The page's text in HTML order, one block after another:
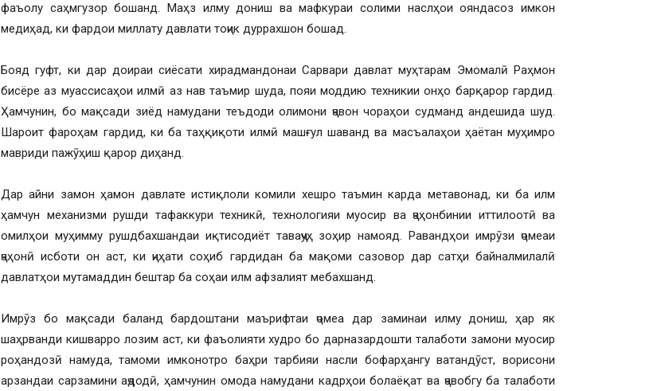
фаъолу саҳмгузор бошанд. Маҳз илму дониш ва мафкураи солими наслҳои ояндасоз имкон
медиҳад, ки фардои миллату давлати тоҷик дуррахшон бошад.
Бояд гуфт, ки дар доираи сиёсати хирадмандонаи Сарвари давлат муҳтарам Эмомалӣ Раҳмон
бисёре аз муассисаҳои илмӣ аз нав таъмир шуда, пояи моддию техникии онҳо барқарор гардид.
Ҳамчунин, бо мақсади зиёд намудани теъдоди олимони ҷавон чораҳои судманд андешида шуд.
Шароит фароҳам гардид, ки ба таҳқиқоти илмӣ машғул шаванд ва масъалаҳои ҳаётан муҳимро
мавриди пажӯҳиш қарор диҳанд.
Дар айни замон ҳамон давлате истиқлоли комили хешро таъмин карда метавонад, ки ба илм
ҳамчун механизми рушди тафаккури техникӣ, технологияи муосир ва ҷаҳонбинии иттилоотӣ ва
омилҳои муҳимму рушдбахшандаи иқтисодиёт таваҷҷуҳ зоҳир намояд. Равандҳои имрӯзи ҷомеаи
ҷаҳонӣ исботи он аст, ки ҷиҳати соҳиб гардидан ба мақоми сазовор дар сатҳи байналмилалӣ
давлатҳои мутамаддин бештар ба соҳаи илм афзалият мебахшанд.
Имрӯз бо мақсади баланд бардоштани маърифтаи ҷомеа дар заминаи илму дониш, ҳар як
шаҳрванди кишварро лозим аст, ки фаъолияти худро бо дарназардошти талаботи замони муосир
роҳандозӣ намуда, тамоми имконотро баҳри тарбияи насли бофарҳангу ватандӯст, ворисони
арзандаи сарзамини аҷдодӣ, ҳамчунин омода намудани кадрҳои болаёқат ва ҷавобгу ба талаботи